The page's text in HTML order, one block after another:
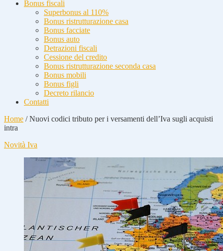
Bonus fiscali
Superbonus al 110%
Bonus ristrutturazione casa
Bonus facciate
Bonus auto
Detrazioni fiscali
Cessione del credito
Bonus ristrutturazione seconda casa
Bonus mobili
Bonus figli
Decreto rilancio
Contatti
Home /Nuovi codici tributo per i versamenti dell’Iva sugli acquisti
intra
Novità Iva